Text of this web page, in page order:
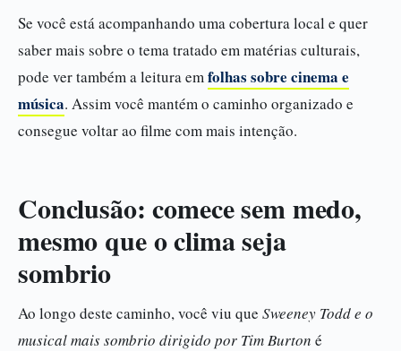
Se você está acompanhando uma cobertura local e quer
saber mais sobre o tema tratado em matérias culturais,
pode ver também a leitura emfolhas sobre cinema e
música. Assim você mantém o caminho organizado e
consegue voltar ao filme com mais intenção.
Conclusão: comece sem medo,
mesmo que o clima seja
sombrio
Ao longo deste caminho, você viu que Sweeney Todd e o
musical mais sombrio dirigido por Tim Burton é